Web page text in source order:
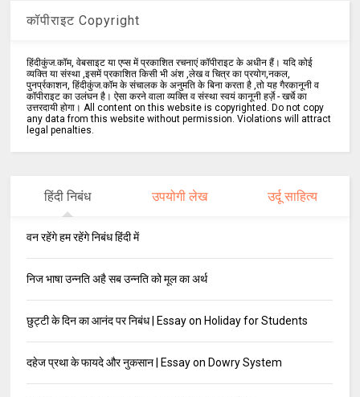
कॉपीराइट Copyright
हिंदीकुंज.कॉम, वेबसाइट या एप्स में प्रकाशित रचनाएं कॉपीराइट के अधीन हैं। यदि कोई
व्यक्ति या संस्था ,इसमें प्रकाशित किसी भी अंश ,लेख व चित्र का प्रयोग,नकल,
पुनर्प्रकाशन, हिंदीकुंज.कॉम के संचालक के अनुमति के बिना करता है ,तो यह गैरकानूनी व
कॉपीराइट का उलंघन है। ऐसा करने वाला व्यक्ति व संस्था स्वयं कानूनी हर्ज़े - खर्चे का
उत्तरदायी होगा। All content on this website is copyrighted. Do not copy
any data from this website without permission. Violations will attract
legal penalties.
हिंदी निबंध उपयोगी लेख उर्दू साहित्य
वन रहेंगे हम रहेंगे निबंध हिंदी में
निज भाषा उन्नति अहै सब उन्नति को मूल का अर्थ
छुट्टी के दिन का आनंद पर निबंध | Essay on Holiday for Students
दहेज प्रथा के फायदे और नुकसान | Essay on Dowry System